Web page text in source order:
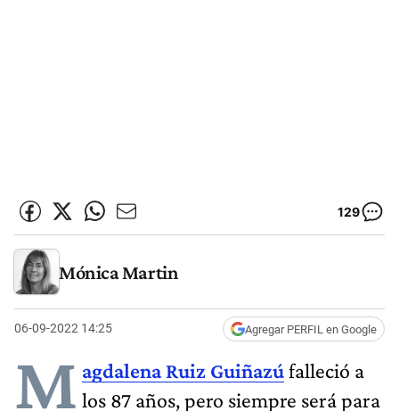
129
Mónica Martin
06-09-2022 14:25 Agregar PERFIL en Google
M agdalena Ruiz Guiñazúfalleció a
los 87 años, pero siempre será para